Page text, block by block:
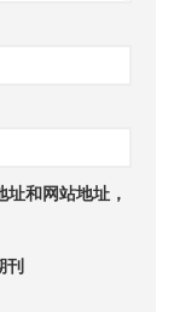
和网站地址，
刊